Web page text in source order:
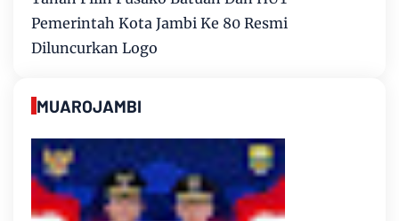
Pemerintah Kota Jambi Ke 80 Resmi
Diluncurkan Logo
MUAROJAMBI